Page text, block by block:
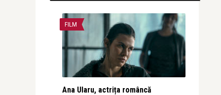
FILM
Ana Ularu, actrița româncă